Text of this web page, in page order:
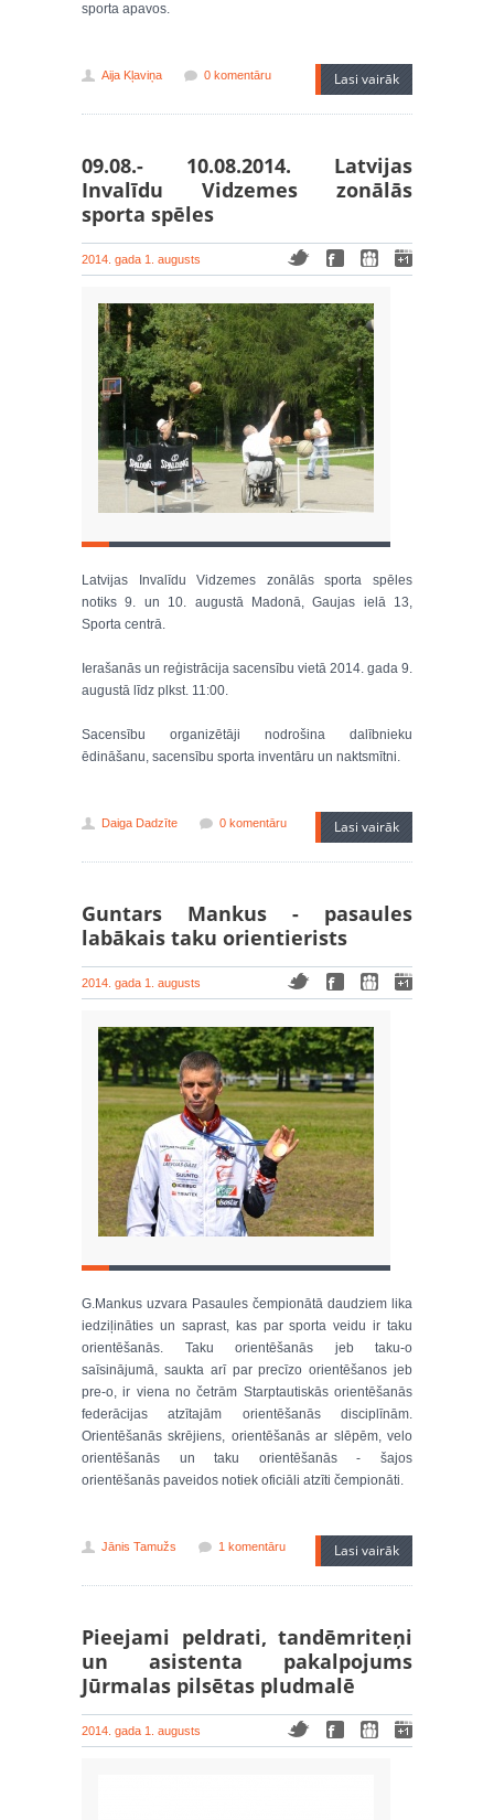
sporta apavos.
Aija Kļaviņa 0 komentāru Lasi vairāk
09.08.- 10.08.2014. Latvijas
Invalīdu Vidzemes zonālās
sporta spēles
2014. gada 1. augusts
Latvijas Invalīdu Vidzemes zonālās sporta spēles
notiks 9. un 10. augustā Madonā, Gaujas ielā 13,
Sporta centrā.
Ierašanās un reģistrācija sacensību vietā 2014. gada 9.
augustā līdz plkst. 11:00.
Sacensību organizētāji nodrošina dalībnieku
ēdināšanu, sacensību sporta inventāru un naktsmītni.
Daiga Dadzīte 0 komentāru Lasi vairāk
Guntars Mankus - pasaules
labākais taku orientierists
2014. gada 1. augusts
G.Mankus uzvara Pasaules čempionātā daudziem lika
iedziļināties un saprast, kas par sporta veidu ir taku
orientēšanās. Taku orientēšanās jeb taku-o
saīsinājumā, saukta arī par precīzo orientēšanos jeb
pre-o, ir viena no četrām Starptautiskās orientēšanās
federācijas atzītajām orientēšanās disciplīnām.
Orientēšanās skrējiens, orientēšanās ar slēpēm, velo
orientēšanās un taku orientēšanās - šajos
orientēšanās paveidos notiek oficiāli atzīti čempionāti.
Jānis Tamužs 1 komentāru Lasi vairāk
Pieejami peldrati, tandēmriteņi
un asistenta pakalpojums
Jūrmalas pilsētas pludmalē
2014. gada 1. augusts